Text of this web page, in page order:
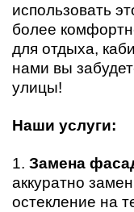
использовать
более
для отдыха,
нами вы
улицы!
Наши услуги:
1. Замена
аккуратно
остекление на